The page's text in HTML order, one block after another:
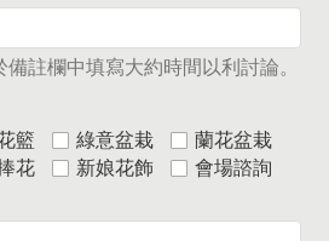
註欄中填寫大約時間以利討論。
籃 綠意盆栽
蘭花盆栽
花 新娘花飾
會場諮詢